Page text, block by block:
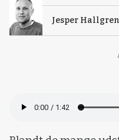
Jesper Hallgren